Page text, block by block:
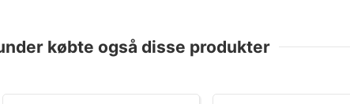
købte også disse produkter